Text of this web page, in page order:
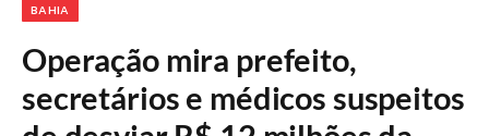
BAHIA
Operação mira prefeito,
secretários e médicos suspeitos